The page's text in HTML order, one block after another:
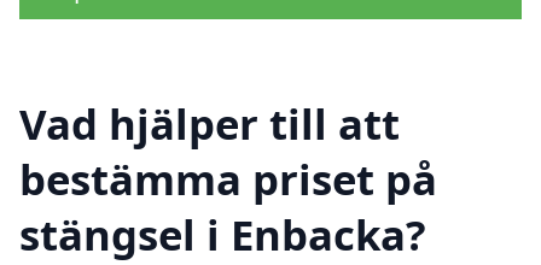
Vad hjälper till att
bestämma priset på
stängsel i Enbacka?